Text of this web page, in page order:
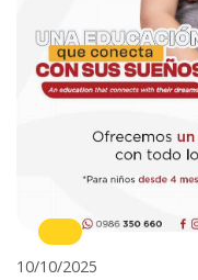
10/10/2025